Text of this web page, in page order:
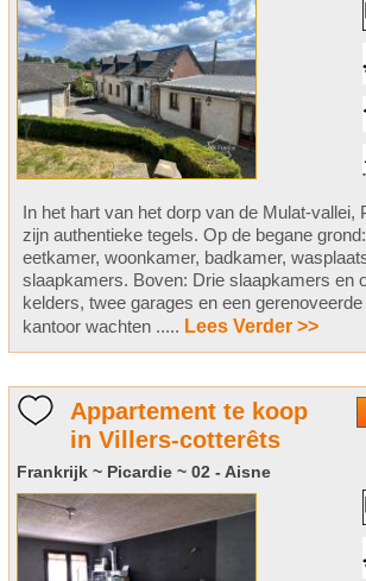
In het hart van het dorp van de Mulat-vallei,
zijn authentieke tegels. Op de begane
eetkamer, woonkamer, badkamer,
slaapkamers. Boven: Drie slaapkamers en
kelders, twee garages en een
kantoor wachten ..... Lees Verder >>
Appartement te koop
in Villers-cotterêts
Frankrijk ~ Picardie ~ 02 - Aisne